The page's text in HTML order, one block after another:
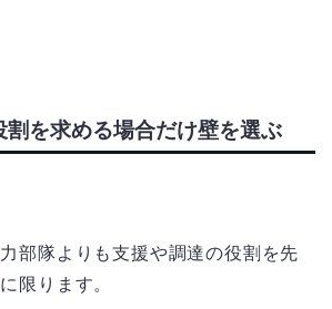
割を求める場合だけ壁を選ぶ
部隊よりも支援や調達の役割を先
限ります。